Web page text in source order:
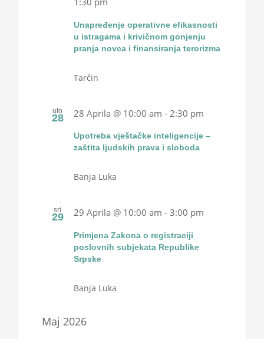
Novosti
Unapređenje operativne efikasnosti
u istragama i krivičnom gonjenju
pranja novca i finansiranja terorizma
Tarčin
uto
28
Upotreba vještačke inteligencije –
zaštita ljudskih prava i sloboda
28 Aprila @ 10:00 am -2:30 pm
Banja Luka
sri
29
Primjena Zakona o registraciji
poslovnih subjekata Republike
Srpske
29 Aprila @ 10:00 am -3:00 pm
Banja Luka
Maj 2026